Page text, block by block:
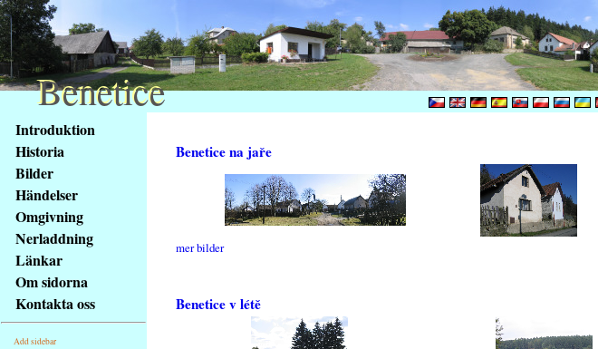
obsah
stránky
Klávesové
zkratky
tomto
webu
základní
Hlavní
strana
Introduktion
Historia
Bilder
Händelser
Omgivning
Nerladdning
Länkar
Om sidorna
Kontakta oss
Add sidebar
Benetice na jaře
mer bilder
Benetice v létě
Benetice
Benetice